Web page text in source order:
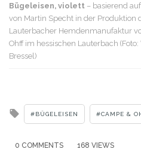
Bügeleisen, violett – basierend
von Martin Specht in der Produktion
Lauterbacher Hemdenmanufaktur
Ohff im hessischen Lauterbach
Bressel)
Tagged
BÜGELEISEN CAMPE &
0 COMMENTS 168 VIEWS